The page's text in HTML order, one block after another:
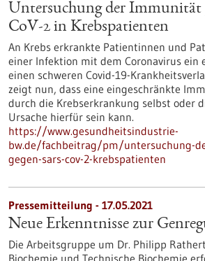
Untersuchung der Immunität
CoV-2 in Krebspatienten
An Krebs erkrankte Patientinnen und
einer Infektion mit dem Coronavirus ein
einen schweren Covid-19-
zeigt nun, dass eine eingeschränkte
durch die Krebserkrankung selbst oder
Ursache hierfür sein kann.
https://www.gesundheitsindustrie-
bw.de/fachbeitrag/pm/untersuchung-
gegen-sars-cov-2-krebspatienten
Pressemitteilung - 17.05.2021
Neue Erkenntnisse zur
Die Arbeitsgruppe um Dr. Philipp
Biochemie und Technische Biochemie